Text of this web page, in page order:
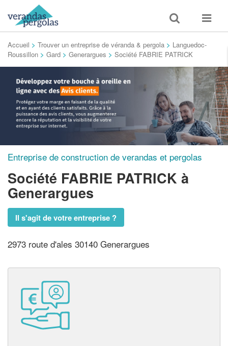
Toggle
search
Toggle
Accueil > Trouver un entreprise de véranda & pergola > Languedoc-
Roussillon > Gard > Generargues > Société FABRIE PATRICK
Entreprise de construction de verandas et pergolas
Société FABRIE PATRICK à
Generargues
Il s'agit de votre entreprise ?
2973 route d'ales 30140 Generargues